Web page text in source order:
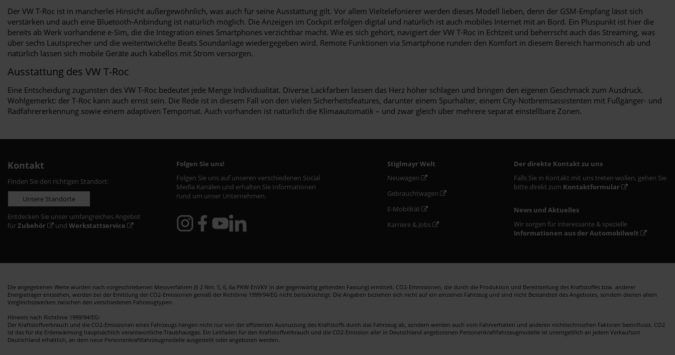
Der VW T-Roc ist in mancherlei Hinsicht außergewöhnlich, was auch für seine Ausstattung gilt. Vor allem Vieltelefonierer werden dieses Modell lieben, denn der GSM-Empfang lässt sich
verstärken und auch eine Bluetooth-Anbindung ist natürlich möglich. Die Anzeigen im Cockpit erfolgen digital und natürlich ist auch mobiles Internet mit an Bord. Ein Pluspunkt ist hier die
bereits ab Werk vorhandene e-Sim, die die Integration eines Smartphones verzichtbar macht. Wie es sich gehört, navigiert der VW T-Roc in Echtzeit und beherrscht auch das Streaming, was
über sechs Lautsprecher und die weitentwickelte Beats Soundanlage wiedergegeben wird. Remote Funktionen via Smartphone runden den Komfort in diesem Bereich harmonisch ab und
natürlich lassen sich mobile Geräte auch kabellos mit Strom versorgen.
Ausstattung des VW T-Roc
Eine Entscheidung zugunsten des VW T-Roc bedeutet jede Menge Individualität. Diverse Lackfarben lassen das Herz höher schlagen und bringen den eigenen Geschmack zum Ausdruck.
Wohlgemerkt: der T-Roc kann auch ernst sein. Die Rede ist in diesem Fall von den vielen Sicherheitsfeatures, darunter einem Spurhalter, einem City-Notbremsassistenten mit Fußgänger- und
Radfahrererkennung sowie einem adaptiven Tempomat. Auch vorhanden ist natürlich die Klimaautomatik – und zwar gleich über mehrere separat einstellbare Zonen.
Kontakt
Finden Sie den richtigen Standort:
Unsere Standorte
Entdecken Sie unser umfangreiches Angebot
fürZubehör und Werkstattservice
Folgen Sie uns!
Folgen Sie uns auf unseren verschiedenen Social
Media Kanälen und erhalten Sie Informationen
rund um unser Unternehmen.
Stiglmayr Welt
Neuwagen
Gebrauchtwagen
E-Mobilität
Karriere & Jobs
Der direkte Kontakt zu uns
Falls Sie in Kontakt mit uns treten wollen, gehen Sie
bitte direkt zum Kontaktformular
News und Aktuelles
Wir sorgen für interessante & spezielle
Informationen aus der Automobilwelt
Die angegebenen Werte wurden nach vorgeschriebenen Messverfahren (§ 2 Nrn. 5, 6, 6a PKW-EnVKV in der gegenwärtig geltenden Fassung) ermittelt. CO2-Emmisionen, die durch die Produktion und Bereitstellung des Kraftstoffes bzw. anderer
Energieträger entstehen, werden bei der Emittlung der CO2-Emissionen gemäß der Richtlinie 1999/94/EG nicht berücksichtigt. Die Angaben beziehen sich nicht auf ein einzelnes Fahrzeug und sind nicht Bestandteil des Angebotes, sondern dienen allein
Vergleichszwecken zwischen den verschiedenen Fahrzeugtypen.
Hinweis nach Richtlinie 1999/94/EG:
Der Kraftstoffverbrauch und die CO2-Emissionen eines Fahrzeugs hängen nicht nur von der effizienten Ausnutzung des Kraftstoffs durch das Fahrzeug ab, sondern werden auch vom Fahrverhalten und anderen nichttechnischen Faktoren beeinflusst. CO2
ist das für die Erderwärmung hauptsächlich verantwortliche Traubhausgas. Ein Leitfaden für den Kraftstoffverbrauch und die CO2-Emission aller in Deutschland angebotenen Personenkraftfahrzeugmodelle ist unentgeltlich an jedem Verkaufsort
Deutschland erhältlich, an dem neue Personenkraftfahrzeugmodelle ausgestellt oder angeboten werden.